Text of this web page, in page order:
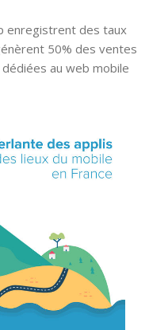
enregistrent des taux
50% des ventes
au web mobile